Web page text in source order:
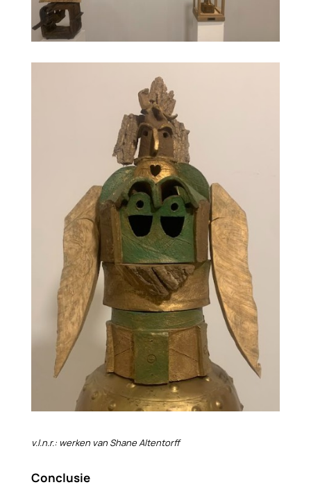
v.l.n.r.: werken van Shane Altentorff
Conclusie